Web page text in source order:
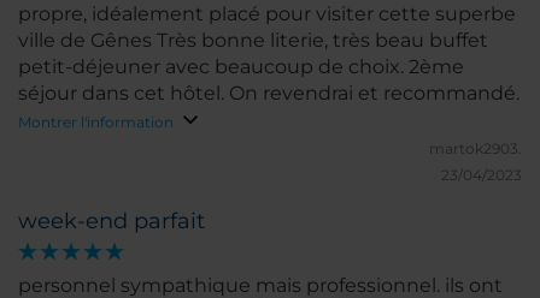
propre, idéalement placé pour visiter cette superbe
ville de Gênes Très bonne literie, très beau buffet
petit-déjeuner avec beaucoup de choix. 2ème
séjour dans cet hôtel. On revendrai et recommandé.
Montrer l'information
martok2903.
23/04/2023
week-end parfait
personnel sympathique mais professionnel. ils ont